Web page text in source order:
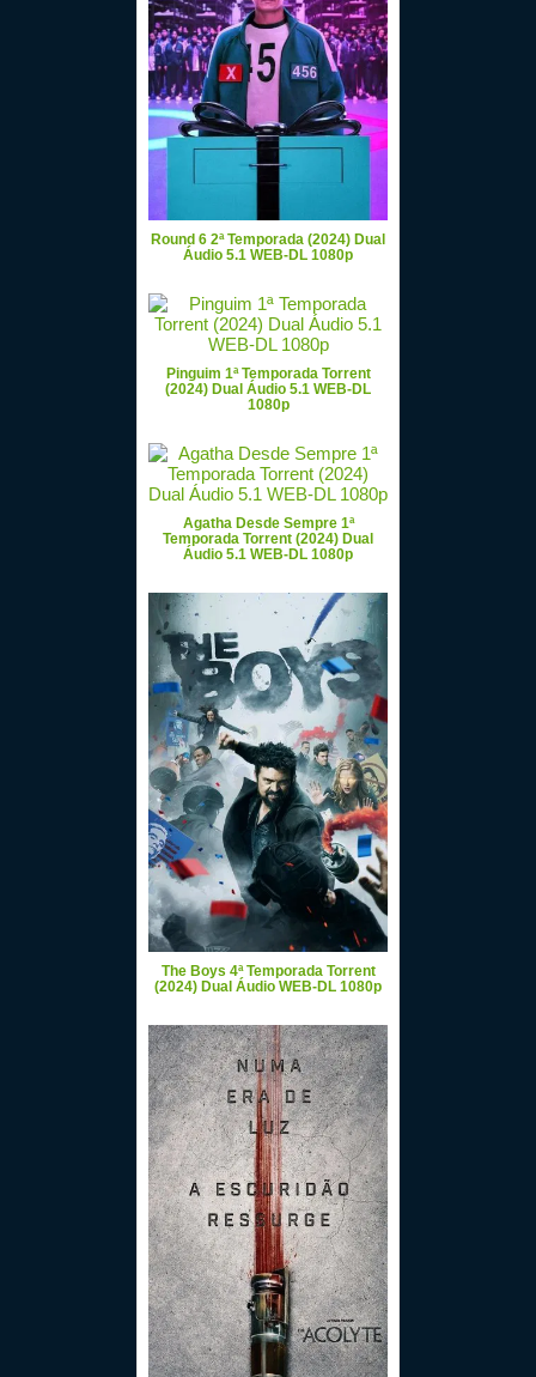
Round 6 2ª Temporada (2024) Dual
Áudio 5.1 WEB-DL 1080p
Pinguim 1ª Temporada Torrent
(2024) Dual Áudio 5.1 WEB-DL
1080p
Agatha Desde Sempre 1ª
Temporada Torrent (2024) Dual
Áudio 5.1 WEB-DL 1080p
The Boys 4ª Temporada Torrent
(2024) Dual Áudio WEB-DL 1080p